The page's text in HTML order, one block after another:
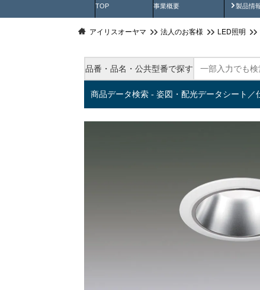
TOP 事業概要 製品情
製品
アイリスオーヤマ 法人のお客様 LED照明
品番・品名・公共型番で探す
商品データ検索 - 姿図・配光データシート／